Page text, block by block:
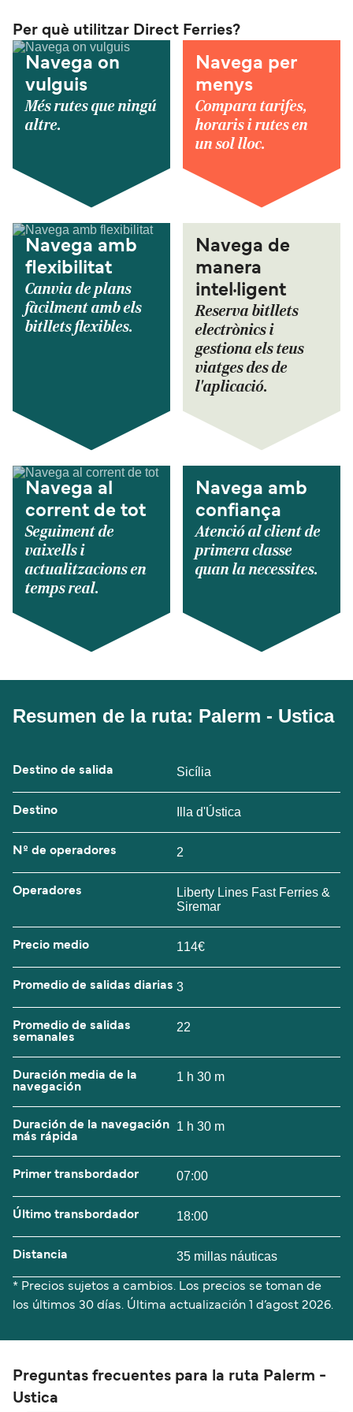
Per què utilitzar Direct Ferries?
Navega on
vulguis
Més rutes que ningú
altre.
Navega per
menys
Compara tarifes,
horaris i rutes en
un sol lloc.
Navega amb
flexibilitat
Canvia de plans
fàcilment amb els
bitllets flexibles.
Navega de
manera
intel·ligent
Reserva bitllets
electrònics i
gestiona els teus
viatges des de
l'aplicació.
Navega al
corrent de tot
Seguiment de
vaixells i
actualitzacions en
temps real.
Navega amb
confiança
Atenció al client de
primera classe
quan la necessites.
Resumen de la ruta: Palerm - Ustica
Destino de salida Sicília
Destino Illa d'Ústica
Nº de operadores 2
Operadores
Liberty Lines Fast Ferries &
Siremar
Precio medio 114€
Promedio de salidas diarias 3
Promedio de salidas
semanales
22
Duración media de la
navegación
1 h 30 m
Duración de la navegación
más rápida
1 h 30 m
Primer transbordador 07:00
Último transbordador 18:00
Distancia 35 millas náuticas
* Precios sujetos a cambios. Los precios se toman de
los últimos 30 días. Última actualización 1 d’agost 2026.
Preguntas frecuentes para la ruta Palerm -
Ustica